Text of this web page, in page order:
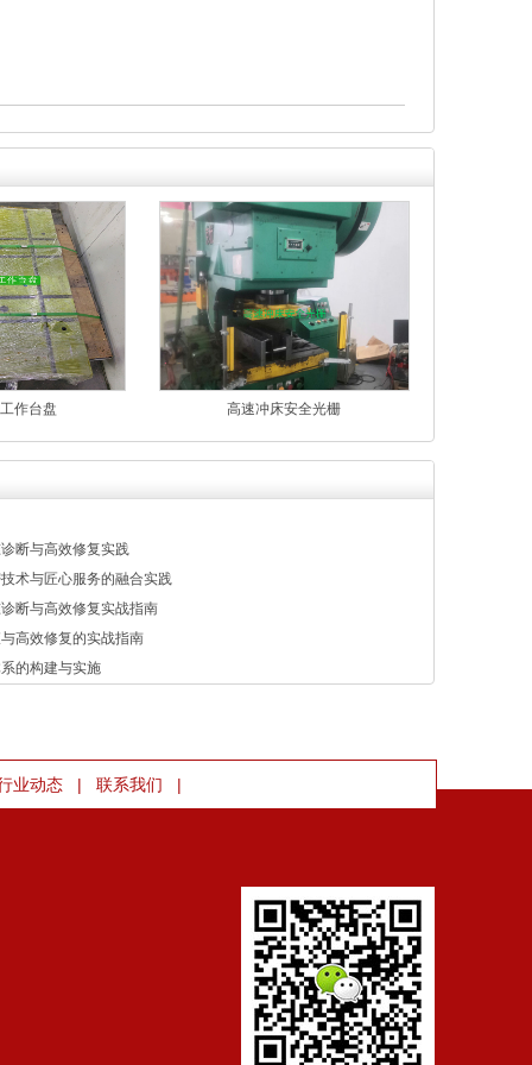
作台盘 高速冲床安全光栅
断与高效修复实践
术与匠心服务的融合实践
断与高效修复实战指南
高效修复的实战指南
的构建与实施
业动态 | 联系我们 |